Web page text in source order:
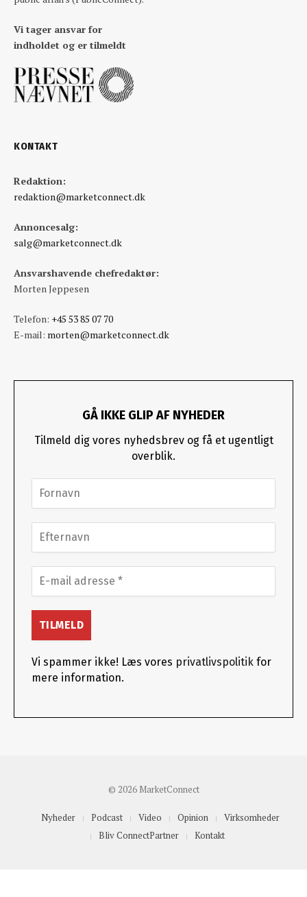
Vi tager ansvar for
indholdet og er tilmeldt
KONTAKT
Redaktion:
redaktion@marketconnect.dk
Annoncesalg:
salg@marketconnect.dk
Ansvarshavende chefredaktør:
Morten Jeppesen
Telefon: +45 53 85 07 70
E-mail: morten@marketconnect.dk
GÅ IKKE GLIP AF NYHEDER
Tilmeld dig vores nyhedsbrev og få et ugentligt
overblik.
Vi spammer ikke! Læs vores privatlivspolitik for
mere information.
© 2026 MarketConnect
Nyheder Podcast Video Opinion
Virksomheder
Bliv ConnectPartner
Kontakt